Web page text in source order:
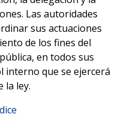
Las autoridades
sus actuaciones
de los fines del
en todos sus
interno que se ejercerá
la ley.